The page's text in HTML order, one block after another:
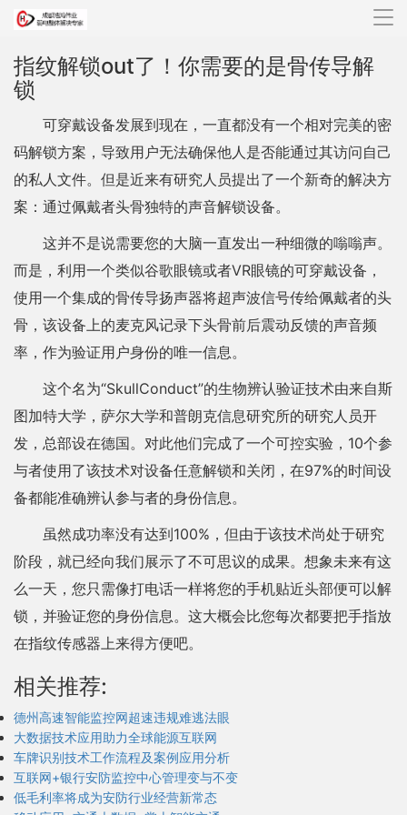
导
指纹解锁out了！你需要的是骨传导解
锁
可穿戴设备发展到现在，一直都没有一个相对完美的密
码解锁方案，导致用户无法确保他人是否能通过其访问自己
的私人文件。但是近来有研究人员提出了一个新奇的解决方
案：通过佩戴者头骨独特的声音解锁设备。
这并不是说需要您的大脑一直发出一种细微的嗡嗡声。
而是，利用一个类似谷歌眼镜或者VR眼镜的可穿戴设备，
使用一个集成的骨传导扬声器将超声波信号传给佩戴者的头
骨，该设备上的麦克风记录下头骨前后震动反馈的声音频
率，作为验证用户身份的唯一信息。
这个名为“SkullConduct”的生物辨认验证技术由来自斯
图加特大学，萨尔大学和普朗克信息研究所的研究人员开
发，总部设在德国。对此他们完成了一个可控实验，10个参
与者使用了该技术对设备任意解锁和关闭，在97%的时间设
备都能准确辨认参与者的身份信息。
虽然成功率没有达到100%，但由于该技术尚处于研究
阶段，就已经向我们展示了不可思议的成果。想象未来有这
么一天，您只需像打电话一样将您的手机贴近头部便可以解
锁，并验证您的身份信息。这大概会比您每次都要把手指放
在指纹传感器上来得方便吧。
相关推荐:
德州高速智能监控网超速违规难逃法眼
大数据技术应用助力全球能源互联网
车牌识别技术工作流程及案例应用分析
互联网+银行安防监控中心管理变与不变
低毛利率将成为安防行业经营新常态